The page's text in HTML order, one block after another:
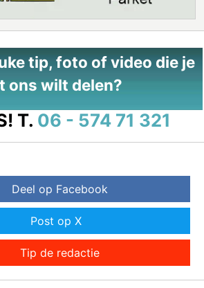
tip, foto of video die je
ons wilt delen?
T. 06 - 574 71 321
Deel op Facebook
Post op X
Tip de redactie